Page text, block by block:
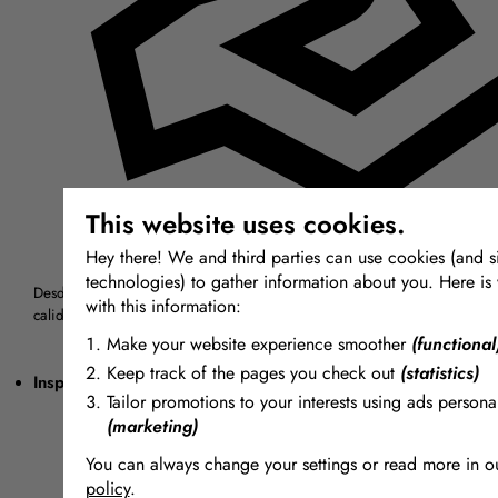
This website uses cookies.
Hey there! We and third parties can use cookies (and
technologies) to gather information about you. Here is
with this information:
Make your website experience smoother
Keep track of the pages you check out (statistics)
Tailor promotions to your interests using ads
(marketing)
You can always change your settings or read more in
policy.
Desde hace más de treinta años buscamos en todo el mundo los
calidad para modelado, moldes y vaciado.
Inspirador + Único